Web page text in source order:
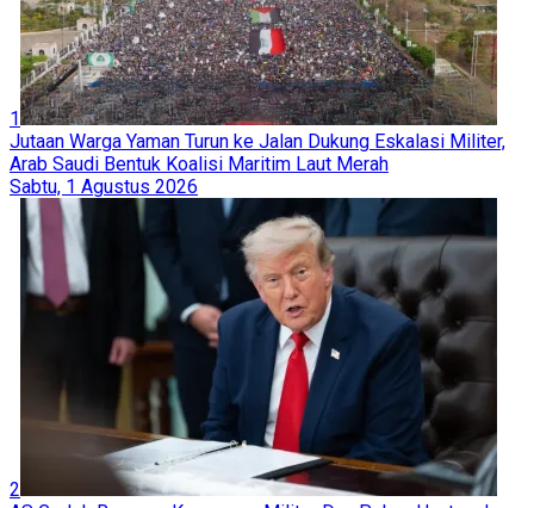
1
Jutaan Warga Yaman Turun ke Jalan Dukung Eskalasi Militer,
Arab Saudi Bentuk Koalisi Maritim Laut Merah
Sabtu, 1 Agustus 2026
2